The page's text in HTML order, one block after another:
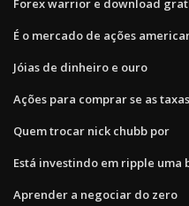
É o mercado de ações
Jóias de dinheiro e ouro
Ações para comprar se as
Quem trocar nick chubb por
Está investindo em ripple uma
Aprender a negociar do zero